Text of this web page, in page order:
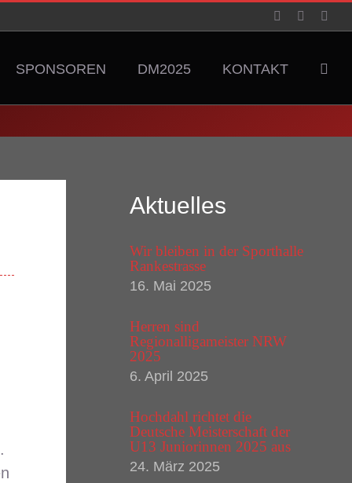
FacebookYouTube
SPONSOREN DM2025 KONTAKT
Aktuelles
Wir bleiben in der Sporthalle
Rankestrasse
16. Mai 2025
Herren sind
Regionalligameister NRW
2025
6. April 2025
Hochdahl richtet die
Deutsche Meisterschaft der
U13 Juniorinnen 2025 aus
24. März 2025